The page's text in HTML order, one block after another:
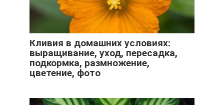
Кливия в домашних условиях:
выращивание, уход, пересадка,
подкормка, размножение,
цветение, фото